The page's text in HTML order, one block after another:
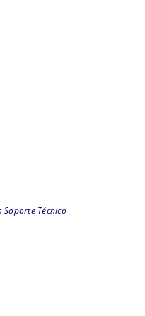
Técnico